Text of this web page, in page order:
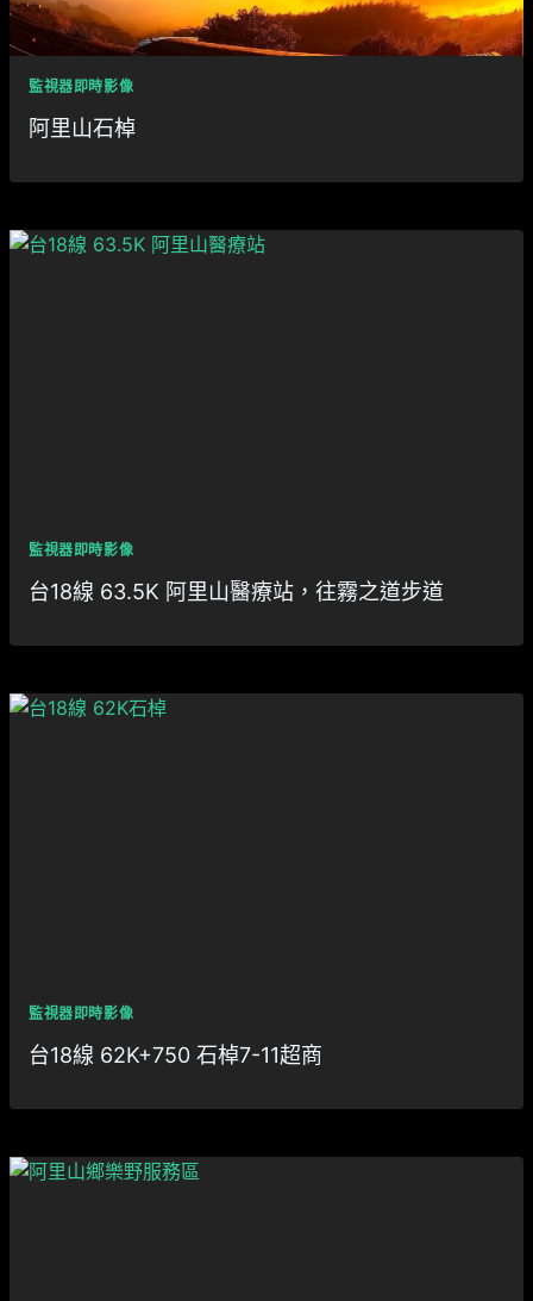
監視器即時影像
阿里山石棹
監視器即時影像
台18線 63.5K 阿里山醫療站，往霧之道步道
監視器即時影像
台18線 62K+750 石棹7-11超商